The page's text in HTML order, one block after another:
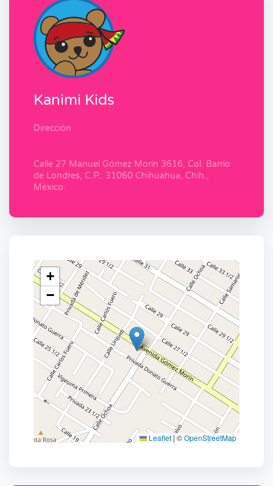
Kanimi Kids
Dirección
Calle 27 Manuel Gómez Morin 3616, Col. Barrio
de Londres, C.P.: 31060 Chihuahua, Chih.,
México.
+
−
Leaflet|©OpenStreetMap